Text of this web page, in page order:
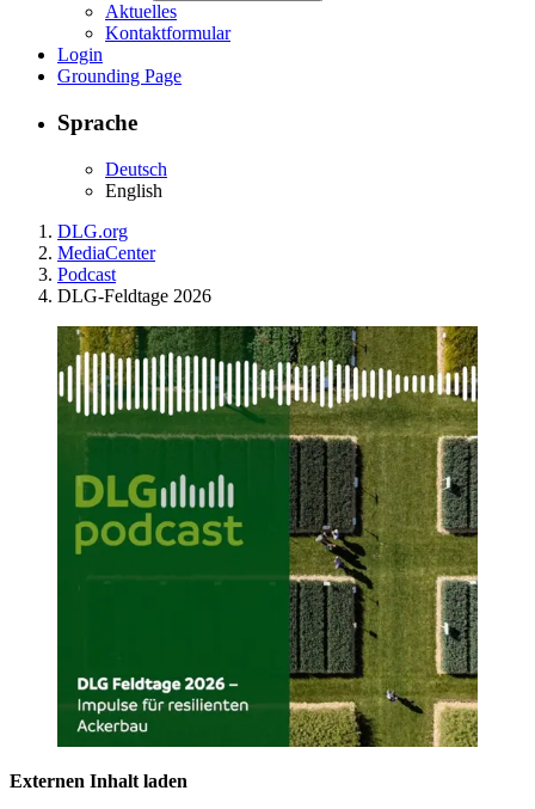
Aktuelles
Kontaktformular
Login
Grounding Page
Sprache
Deutsch
English
DLG.org
MediaCenter
Podcast
DLG-Feldtage 2026
Externen Inhalt laden